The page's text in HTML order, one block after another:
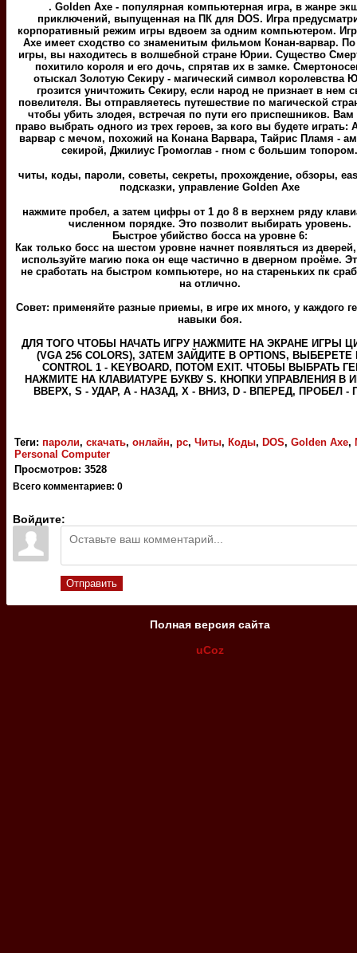
. Golden Axe - популярная компьютерная игра, в жанре
приключений, выпущенная на ПК для DOS. Игра
корпоративный режим игры вдвоем за одним компьютером.
Axe имеет сходство со знаменитым фильмом Конан-варвар.
игры, вы находитесь в волшебной стране Юрии. Существо
похитило короля и его дочь, спрятав их в замке.
отыскал Золотую Секиру - магический символ королевства
грозится уничтожить Секиру, если народ не признает в нем
повелителя. Вы отправляетесь путешествие по магической
чтобы убить злодея, встречая по пути его приспешников. Вам
право выбрать одного из трех героев, за кого вы будете играть:
варвар с мечом, похожий на Конана Варвара, Тайрис Пламя -
секирой, Джилиус Громоглав - гном с большим
читы, коды, пароли, советы, секреты, прохождение, обзоры,
подсказки, управление Golden Axe
нажмите пробел, а затем цифры от 1 до 8 в верхнем ряду
численном порядке. Это позволит выбирать уровень.
Быстрое убийство босса на уровне 6:
Как только босс на шестом уровне начнет появляться из
используйте магию пока он еще частично в дверном проёме.
не сработать на быстром компьютере, но на стареньких пк
на отлично.
Совет: применяйте разные приемы, в игре их много, у каждого
навыки боя.
ДЛЯ ТОГО ЧТОБЫ НАЧАТЬ ИГРУ НАЖМИТЕ НА ЭКРАНЕ ИГРЫ
(VGA 256 COLORS), ЗАТЕМ ЗАЙДИТЕ В OPTIONS, ВЫБЕРЕТЕ
CONTROL 1 - KEYBOARD, ПОТОМ EXIT. ЧТОБЫ ВЫБРАТЬ
НАЖМИТЕ НА КЛАВИАТУРЕ БУКВУ S. КНОПКИ УПРАВЛЕНИЯ В
ВВЕРХ, S - УДАР, A - НАЗАД, X - ВНИЗ, D - ВПЕРЕД, ПРОБЕЛ -
Теги: пароли, скачать, онлайн, pc, Читы, Коды, DOS, Golden Axe,
Personal Computer
Просмотров: 3528
Всего комментариев: 0
Войдите:
Отправить
Полная версия сайта
uCoz